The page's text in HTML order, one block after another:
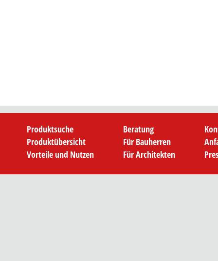
Produktsuche
Produktübersicht
Vorteile und Nutzen
Beratung
Für Bauherren
Für Architekten